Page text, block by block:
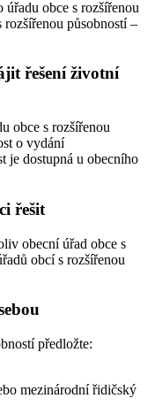
obce s rozšířenou
působností –
řešení životní
obce s rozšířenou
o vydání
je dostupná u obecního
řešit
obecní úřad obce s
obcí s rozšířenou
předložte:
mezinárodní řidičský